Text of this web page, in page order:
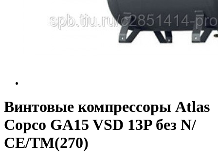
Винтовые компрессоры Atlas
Copco GA15 VSD 13P без N/
СЕ/TM(270)